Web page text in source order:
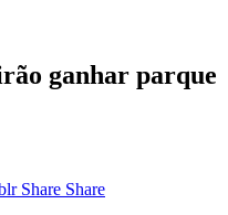
ganhar parque
Share Share